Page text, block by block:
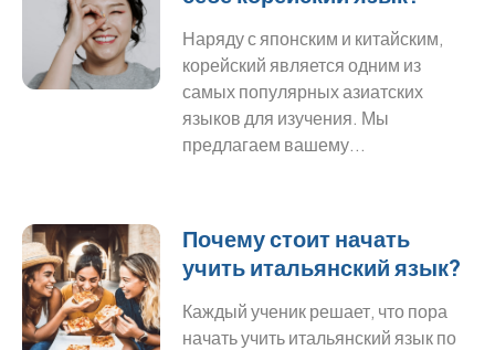
Наряду с японским и китайским,
корейский является одним из
самых популярных азиатских
языков для изучения. Мы
предлагаем вашему...
Почему стоит начать
учить итальянский язык?
Каждый ученик решает, что пора
начать учить итальянский язык по